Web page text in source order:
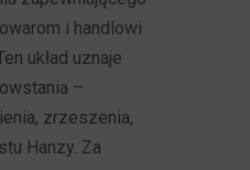
i handlowi
układ uznaje
–
zrzeszenia,
Hanzy. Za